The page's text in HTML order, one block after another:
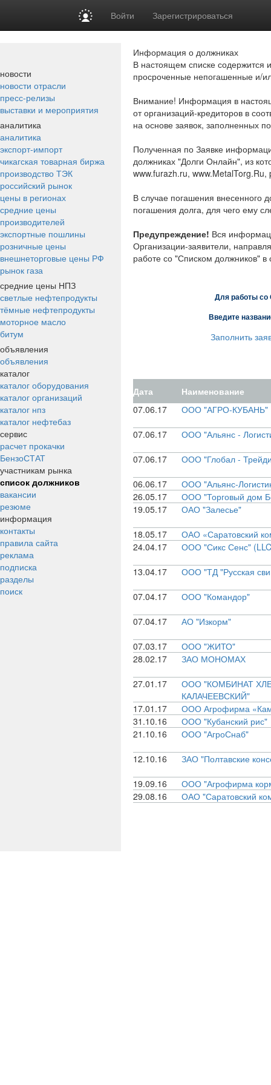
Войти Зарегистрироваться
новости
новости отрасли
пресс-релизы
выставки и мероприятия
аналитика
аналитика
экспорт-импорт
чикагская товарная биржа
производство ТЭК
российский рынок
цены в регионах
средние цены
производителей
экспортные пошлины
розничные цены
внешнеторговые цены РФ
рынок газа
средние цены НПЗ
светлые нефтепродукты
тёмные нефтепродукты
моторное масло
битум
объявления
объявления
каталог
каталог оборудования
каталог организаций
каталог нпз
каталог нефтебаз
сервис
расчет прокачки
БензоСТАТ
участникам рынка
список должников
вакансии
резюме
информация
контакты
правила сайта
реклама
подписка
разделы
поиск
Информация о должниках
В настоящем списке содержится
просроченные непогашенные и/
Внимание! Информация в
от организаций-кредиторов в
на основе заявок, заполненных
Полученная по Заявке
должниках "Долги Онлайн", из
www.furazh.ru,
В случае погашения внесенного
погашения долга, для чего ему
Предупреждение! Вся
Организации-заявители,
работе со "Списком должников" в
Для работы со
Введите
Заполнить
Дата
Наименование
07.06.17
ООО "АГРО-КУБАНЬ"
07.06.17 ООО "Альянс -
07.06.17 ООО "Глобал -
06.06.17
ООО "Альянс-
26.05.17
ООО "Торговый дом
19.05.17
ОАО "Залесье"
18.05.17
ОАО «Саратовский
24.04.17
ООО "Сикс Сенс" (LLC
13.04.17 ООО "ТД "Русская
07.04.17 ООО "Командор"
07.04.17 АО "Изкорм"
07.03.17
ООО "ЖИТО"
28.02.17
ЗАО МОНОМАХ
27.01.17
ООО "КОМБИНАТ
КАЛАЧЕЕВСКИЙ"
17.01.17
ООО Агрофирма
31.10.16
ООО "Кубанский рис"
21.10.16
ООО "АгроСнаб"
12.10.16 ЗАО "Полтавские
19.09.16
ООО "Агрофирма
29.08.16
ОАО "Саратовский